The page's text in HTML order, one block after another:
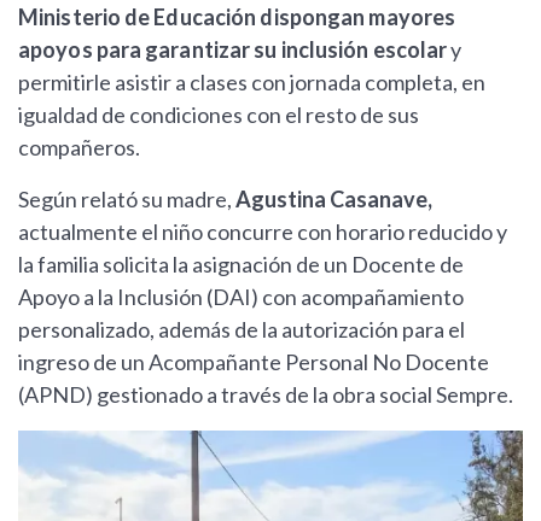
Ministerio de Educación dispongan mayores
apoyos para garantizar su inclusión escolary
permitirle asistir a clases con jornada completa, en
igualdad de condiciones con el resto de sus
compañeros.
Según relató su madre,Agustina Casanave,
actualmente el niño concurre con horario reducido y
la familia solicita la asignación de un Docente de
Apoyo a la Inclusión (DAI) con acompañamiento
personalizado, además de la autorización para el
ingreso de un Acompañante Personal No Docente
(APND) gestionado a través de la obra social Sempre.